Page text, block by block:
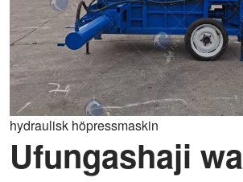
hydraulisk höpressmaskin
Ufungashaji wa